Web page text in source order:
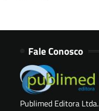
Fale Conosco
Publimed Editora Ltda.